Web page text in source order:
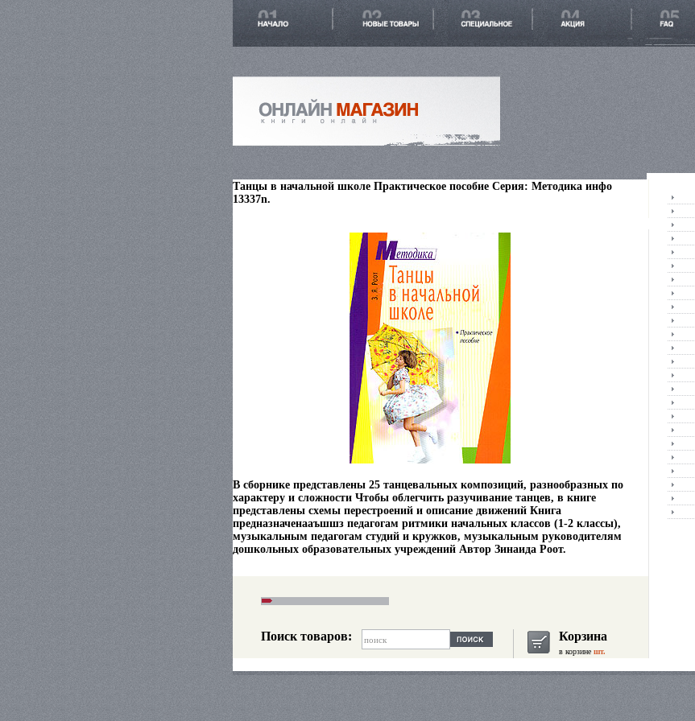
Танцы в начальной школе Практическое пособие Серия: Методика инфо
13337n.
В сборнике представлены 25 танцевальных композиций, разнообразных по
характеру и сложности Чтобы облегчить разучивание танцев, в книге
представлены схемы перестроений и описание движений Книга
предназначенааъшшз педагогам ритмики начальных классов (1-2 классы),
музыкальным педагогам студий и кружков, музыкальным руководителям
дошкольных образовательных учреждений Автор Зинаида Роот.
Поиск товаров: Корзина
в корзинешт.